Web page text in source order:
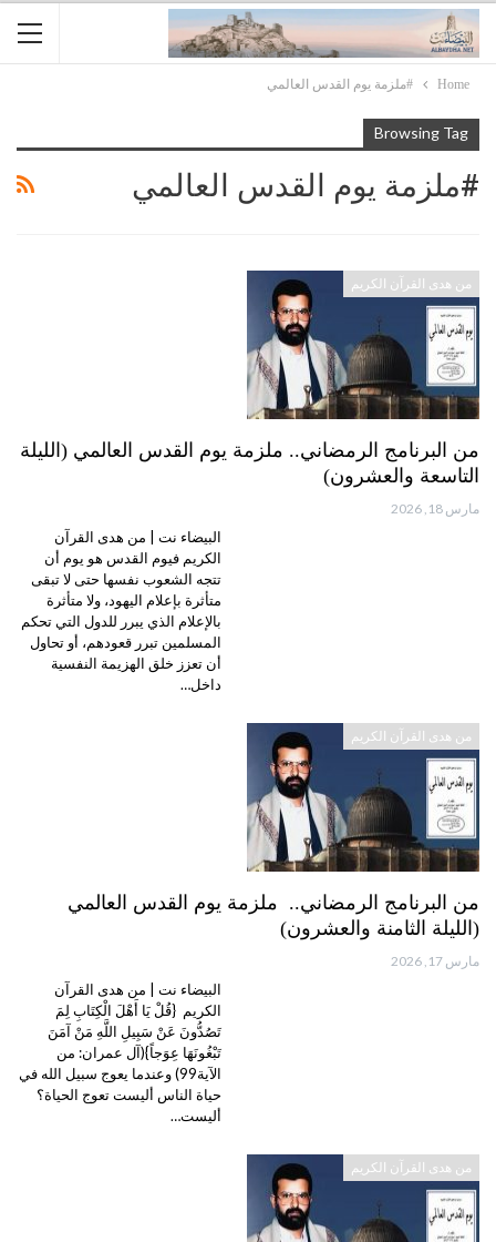
Home #ملزمة يوم القدس العالمي
Browsing Tag
#ملزمة يوم القدس العالمي
من هدى القرآن الكريم
من البرنامج الرمضاني.. ملزمة يوم القدس العالمي (الليلة
التاسعة والعشرون)
مارس 18, 2026
البيضاء نت | من هدى القرآن
الكريم فيوم القدس هو يوم أن
تتجه الشعوب نفسها حتى لا تبقى
متأثرة بإعلام اليهود، ولا متأثرة
بالإعلام الذي يبرر للدول التي تحكم
المسلمين تبرر قعودهم، أو تحاول
أن تعزز خلق الهزيمة النفسية
داخل…
من هدى القرآن الكريم
من البرنامج الرمضاني.. ملزمة يوم القدس العالمي
(الليلة الثامنة والعشرون)
مارس 17, 2026
البيضاء نت | من هدى القرآن
الكريم {قُلْ يَا أَهْلَ الْكِتَابِ لِمَ
تَصُدُّونَ عَنْ سَبِيلِ اللَّهِ مَنْ آمَنَ
تَبْغُونَهَا عِوَجاً}(آل عمران: من
الآية99) وعندما يعوج سبيل الله في
حياة الناس أليست تعوج الحياة؟
أليست…
من هدى القرآن الكريم